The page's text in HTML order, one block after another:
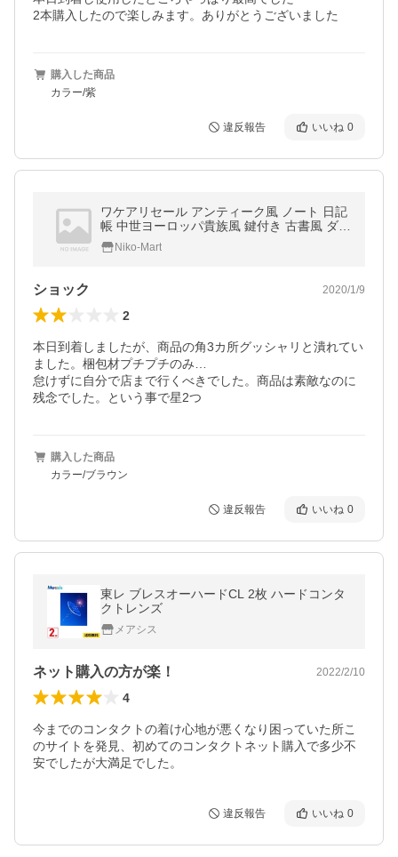
2本購入したので楽しみます。ありがとうございました
購入した商品
カラー/紫
違反報告 いいね 0
ワケアリセール アンティーク風 ノート 日記
帳 中世ヨーロッパ貴族風 鍵付き 古書風 ダイ
アリー プレゼント 洋書風 インテリア 文房具
Niko-Mart
ショック 2020/1/9
2
本日到着しましたが、商品の角3カ所グッシャリと潰れてい
ました。梱包材プチプチのみ…
怠けずに自分で店まで行くべきでした。商品は素敵なのに
残念でした。という事で星2つ
購入した商品
カラー/ブラウン
違反報告 いいね 0
東レ ブレスオーハードCL 2枚 ハードコンタ
クトレンズ
メアシス
ネット購入の方が楽！ 2022/2/10
4
今までのコンタクトの着け心地が悪くなり困っていた所こ
のサイトを発見、初めてのコンタクトネット購入で多少不
安でしたが大満足でした。
違反報告 いいね 0